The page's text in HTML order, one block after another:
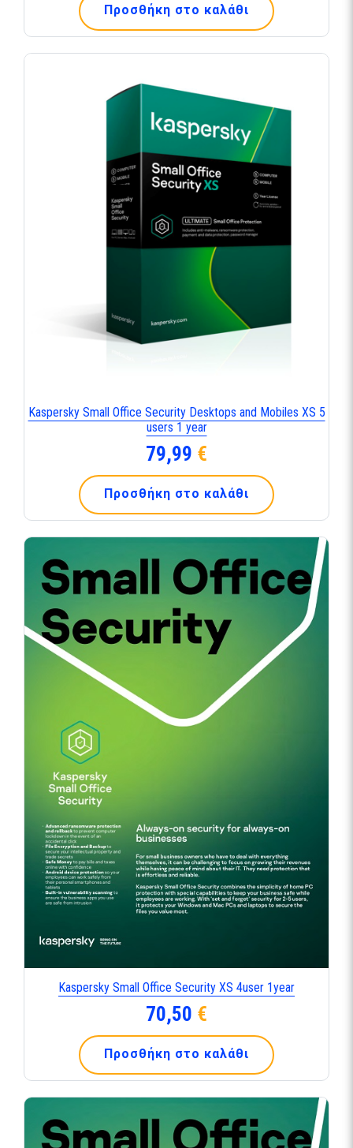
Προσθήκη στο καλάθι
Kaspersky Small Office Security Desktops and Mobiles XS 5
users 1 year
79,99 €
Προσθήκη στο καλάθι
Kaspersky Small Office Security XS 4user 1year
70,50 €
Προσθήκη στο καλάθι